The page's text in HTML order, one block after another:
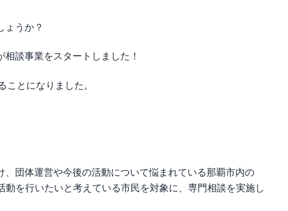
ょうか？
談事業をスタートしました！
ことになりました。
、団体運営や今後の活動について悩まれている那覇市内の
動を行いたいと考えている市民を対象に、専門相談を実施し